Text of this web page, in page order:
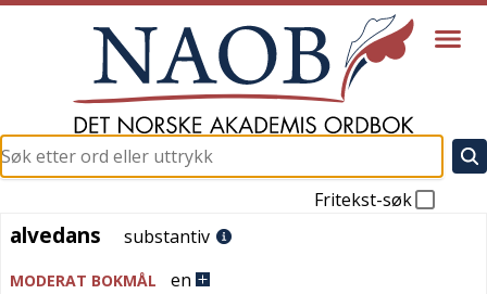
Fritekst-søk
alvedans
alvedans substantiv
MODERAT BOKMÅL en